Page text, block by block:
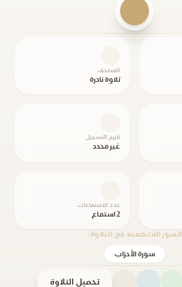
المصحف
تلاوة نادرة
تاريخ التسجيل
غير محدد
عدد الاستماعات
2 استماع
السور المتضمنة في التلاوة:
سورة الأحزاب
تحميل التلاوة